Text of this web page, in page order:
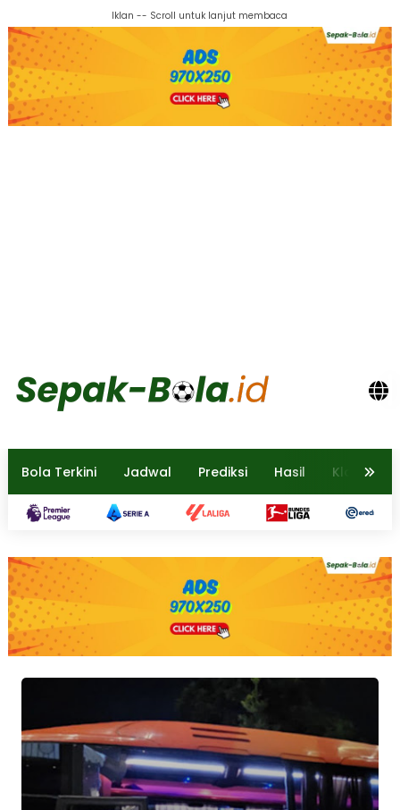
Iklan -- Scroll untuk lanjut membaca
Bola Terkini Jadwal Prediksi Hasil Klasemen